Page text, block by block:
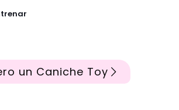
un Caniche Toy